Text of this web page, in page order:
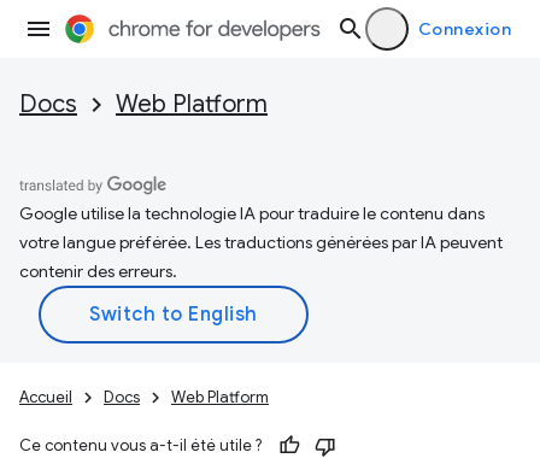
Connexion
Docs Web Platform
Google utilise la technologie IA pour traduire le contenu dans
votre langue préférée. Les traductions générées par IA peuvent
contenir des erreurs.
Accueil Docs Web Platform
Ce contenu vous a-t-il été utile ?